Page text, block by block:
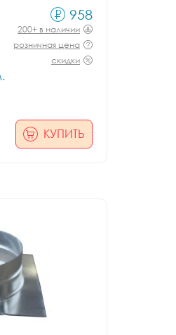
958
200+ в наличии
розничная цена
скидки
КУПИТЬ